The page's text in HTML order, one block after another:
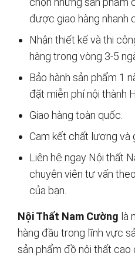
được giao hàng nhanh
Nhận thiết kế và thi
hàng trong vòng 3-5
Bảo hành sản phẩm 1
đặt miễn phí nội thành
Giao hàng toàn quốc.
Cam kết chất lượng và
Liên hệ ngay Nội thất
chuyên viên tư vấn
của bạn.
Nội Thất Nam Cường là
hàng đầu trong lĩnh vực
sản phẩm đồ nội thất cao